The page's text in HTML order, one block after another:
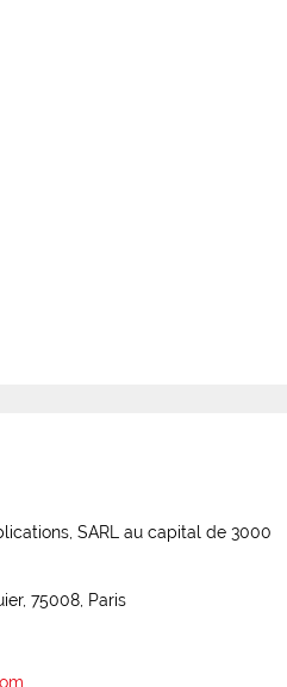
SARL au capital de 3000
75008, Paris